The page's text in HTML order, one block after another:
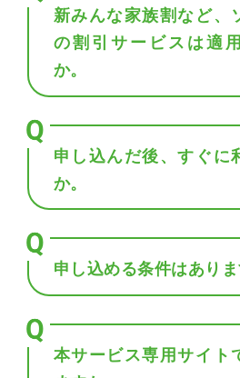
新みんな家族割など、
の割引サービスは適
か。
申し込んだ後、すぐに
か。
申し込める条件はありま
本サービス専用サイト